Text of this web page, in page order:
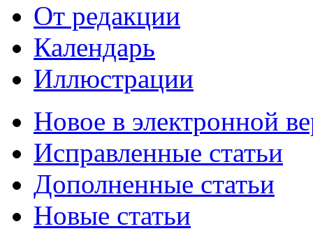
От редакции
Календарь
Иллюстрации
Новое в электронной
Исправленные статьи
Дополненные статьи
Новые статьи